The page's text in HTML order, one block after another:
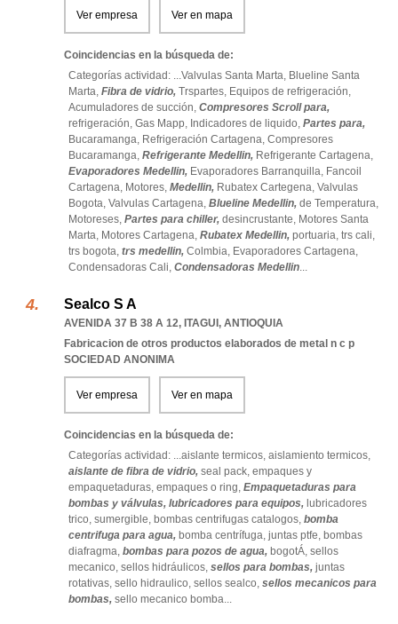
Ver empresa Ver en mapa
Coincidencias en la búsqueda de:
Categorías actividad: ...Valvulas Santa Marta, Blueline Santa
Marta, Fibra de vidrio, Trspartes, Equipos de refrigeración,
Acumuladores de succión, Compresores Scroll para,
refrigeración, Gas Mapp, Indicadores de liquido, Partes para,
Bucaramanga, Refrigeración Cartagena, Compresores
Bucaramanga, Refrigerante Medellin, Refrigerante Cartagena,
Evaporadores Medellin, Evaporadores Barranquilla, Fancoil
Cartagena, Motores, Medellin, Rubatex Cartegena, Valvulas
Bogota, Valvulas Cartagena, Blueline Medellin, de Temperatura,
Motoreses, Partes para chiller, desincrustante, Motores Santa
Marta, Motores Cartagena, Rubatex Medellin, portuaria, trs cali,
trs bogota, trs medellin, Colmbia, Evaporadores Cartagena,
Condensadoras Cali, Condensadoras Medellin...
Sealco S A
AVENIDA 37 B 38 A 12, ITAGUI , ANTIOQUIA
Fabricacion de otros productos elaborados de metal n c p
SOCIEDAD ANONIMA
Ver empresa Ver en mapa
Coincidencias en la búsqueda de:
Categorías actividad: ...aislante termicos, aislamiento termicos,
aislante de fibra de vidrio, seal pack, empaques y
empaquetaduras, empaques o ring, Empaquetaduras para
bombas y válvulas, lubricadores para equipos, lubricadores
trico, sumergible, bombas centrifugas catalogos, bomba
centrifuga para agua, bomba centrífuga, juntas ptfe, bombas
diafragma, bombas para pozos de agua, bogotÁ, sellos
mecanico, sellos hidráulicos, sellos para bombas, juntas
rotativas, sello hidraulico, sellos sealco, sellos mecanicos para
bombas, sello mecanico bomba...